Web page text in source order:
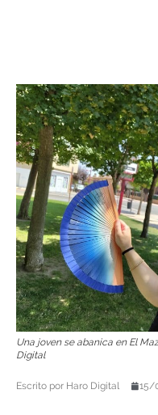
Una joven se abanica en El
Digital
Escrito por Haro Digital 15/